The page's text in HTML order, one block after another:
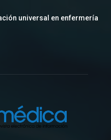
universal en enfermería